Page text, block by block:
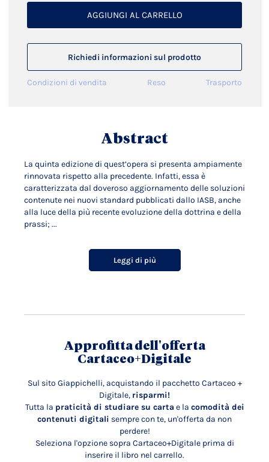
AGGIUNGI AL CARRELLO
Richiedi informazioni sul prodotto
Condizioni di vendita Reso Trasporto
Abstract
La quinta edizione di quest’opera si presenta ampiamente
rinnovata rispetto alla precedente. Infatti, essa è
caratterizzata dal doveroso aggiornamento delle soluzioni
contenute nei nuovi standard pubblicati dallo IASB, anche
alla luce della più recente evoluzione della dottrina e della
prassi; ...
Leggi di più
Approfitta dell'offerta
Cartaceo+Digitale
Sul sito Giappichelli, acquistando il pacchetto Cartaceo +
Digitale, risparmi!
Tutta la praticità di studiare su carta e la comodità dei
contenuti digitali sempre con te, un'offerta da non
perdere!
Seleziona l'opzione sopra Cartaceo+Digitale prima di
inserire il libro nel carrello.